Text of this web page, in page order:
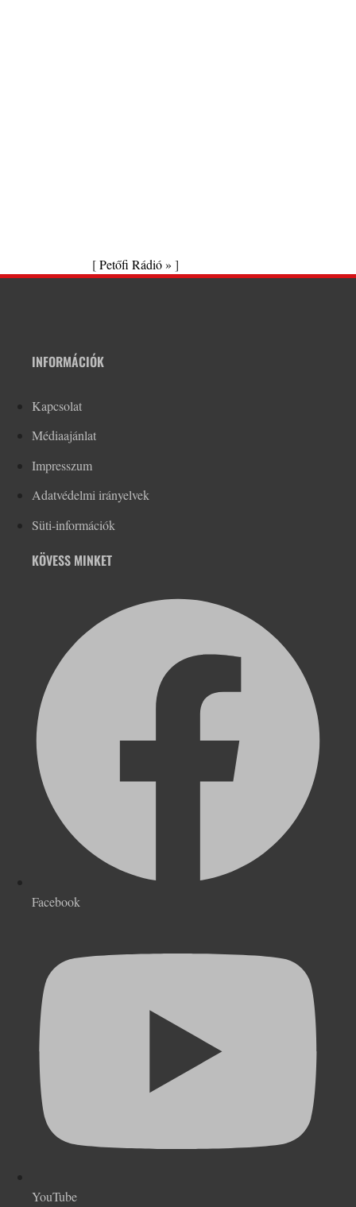
[Petőfi Rádió » ]
INFORMÁCIÓK
Kapcsolat
Médiaajánlat
Impresszum
Adatvédelmi irányelvek
Süti-információk
KÖVESS MINKET
Facebook
YouTube